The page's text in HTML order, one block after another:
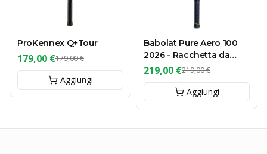
ProKennex Q+Tour
179,00 €179,00 €
Aggiungi
Babolat Pure Aero 100
2026 - Racchetta da
Tennis 300g
219,00 €219,00 €
Aggiungi